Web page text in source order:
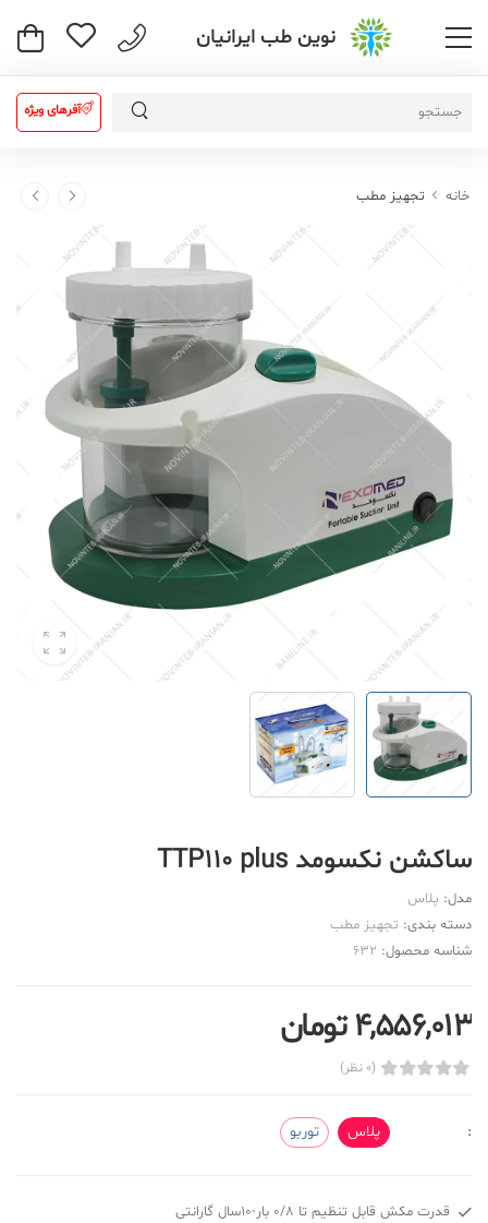
نوین طب ایرانیان
آفرهای ویژه
خانه تجهیز مطب
ساکشن نکسومد TTP110 plus
مدل: پلاس
دسته بندی: تجهیز مطب
شناسه محصول: 632
4,556,013 تومان
(0 نظر)
: پلاس توربو
قدرت مکش قابل تنظیم تا 0/8 بار-10سال گارانتی